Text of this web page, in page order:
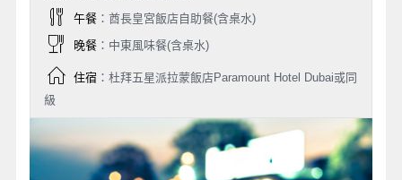
午餐：酋長皇宮飯店自助餐(含桌水)
晚餐：中東風味餐(含桌水)
住宿：杜拜五星派拉蒙飯店Paramount Hotel Dubai或同
級